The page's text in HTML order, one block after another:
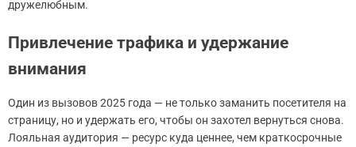
дружелюбным.
Привлечение трафика и удержание
внимания
Один из вызовов 2025 года — не только заманить посетителя на
страницу, но и удержать его, чтобы он захотел вернуться снова.
Лояльная аудитория — ресурс куда ценнее, чем краткосрочные